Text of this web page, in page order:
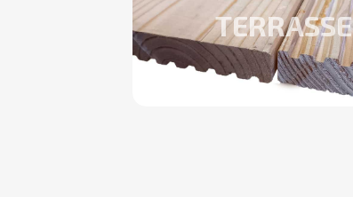
TERRASSE